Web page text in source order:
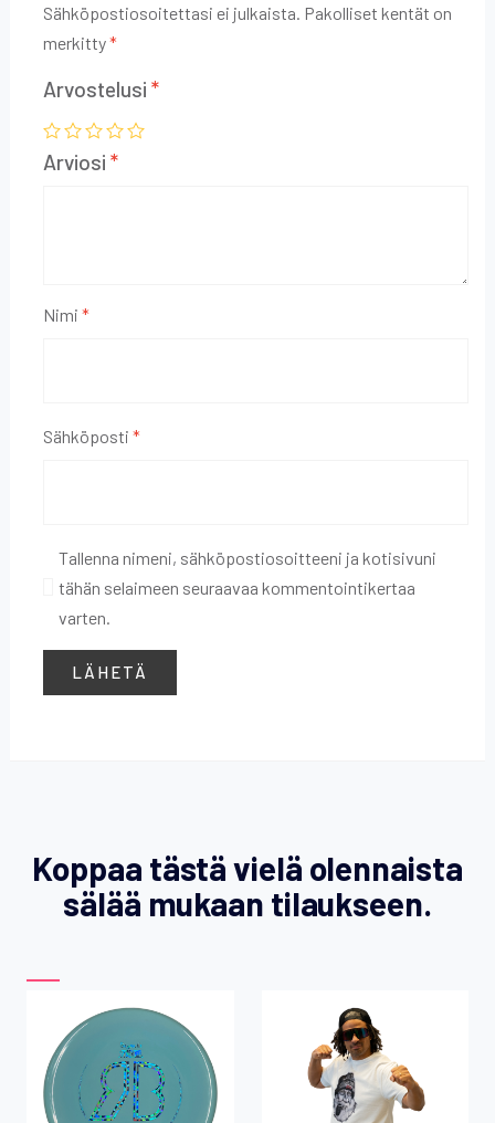
Sähköpostiosoitettasi ei julkaista. Pakolliset kentät on
merkitty*
Arvostelusi *
Arviosi *
Nimi *
Sähköposti *
Tallenna nimeni, sähköpostiosoitteeni ja kotisivuni
tähän selaimeen seuraavaa kommentointikertaa
varten.
Koppaa tästä vielä olennaista
sälää mukaan tilaukseen.
Tällä
tuotteella
on
useampi
tuotteella
on
useampi